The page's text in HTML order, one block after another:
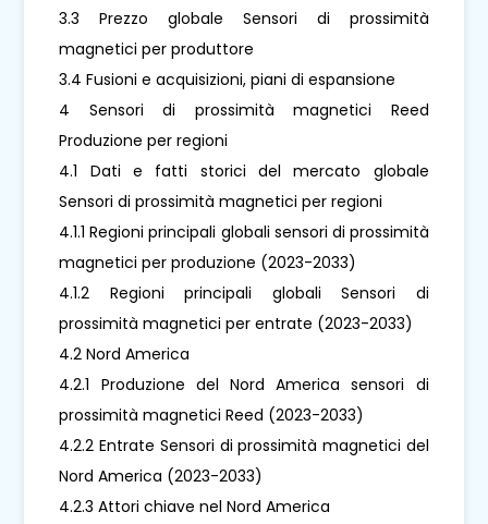
3.3 Prezzo globale Sensori di prossimità
magnetici per produttore
3.4 Fusioni e acquisizioni, piani di espansione
4 Sensori di prossimità magnetici Reed
Produzione per regioni
4.1 Dati e fatti storici del mercato globale
Sensori di prossimità magnetici per regioni
4.1.1 Regioni principali globali sensori di prossimità
magnetici per produzione (2023-2033)
4.1.2 Regioni principali globali Sensori di
prossimità magnetici per entrate (2023-2033)
4.2 Nord America
4.2.1 Produzione del Nord America sensori di
prossimità magnetici Reed (2023-2033)
4.2.2 Entrate Sensori di prossimità magnetici del
Nord America (2023-2033)
4.2.3 Attori chiave nel Nord America